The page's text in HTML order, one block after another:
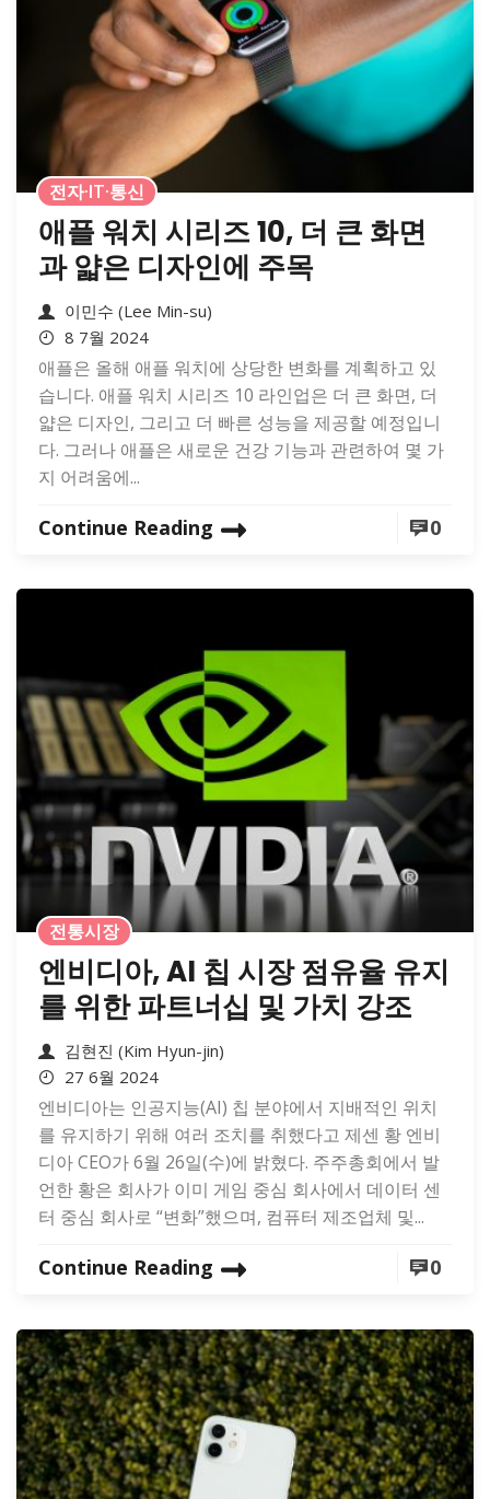
전자·IT·통신
애플 워치 시리즈 10, 더 큰 화면
과 얇은 디자인에 주목
이민수 (Lee Min-su)
8 7월 2024
애플은 올해 애플 워치에 상당한 변화를 계획하고 있
습니다. 애플 워치 시리즈 10 라인업은 더 큰 화면, 더
얇은 디자인, 그리고 더 빠른 성능을 제공할 예정입니
다. 그러나 애플은 새로운 건강 기능과 관련하여 몇 가
지 어려움에...
Continue Reading 0
전통시장
엔비디아, AI 칩 시장 점유율 유지
를 위한 파트너십 및 가치 강조
김현진 (Kim Hyun-jin)
27 6월 2024
엔비디아는 인공지능(AI) 칩 분야에서 지배적인 위치
를 유지하기 위해 여러 조치를 취했다고 제센 황 엔비
디아 CEO가 6월 26일(수)에 밝혔다. 주주총회에서 발
언한 황은 회사가 이미 게임 중심 회사에서 데이터 센
터 중심 회사로 “변화”했으며, 컴퓨터 제조업체 및...
Continue Reading 0